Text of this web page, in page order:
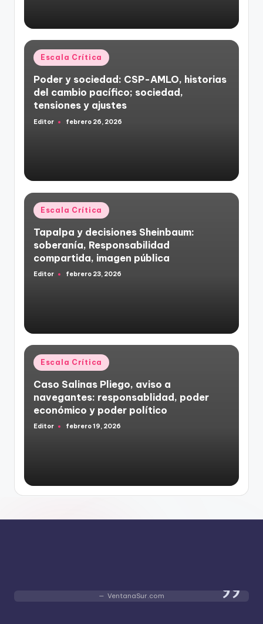
Publicado
en
Escala Crítica
Poder y sociedad: CSP-AMLO, historias
del cambio pacífico; sociedad,
tensiones y ajustes
Publicado
Editor febrero 26, 2026
Publicado
en
Escala Crítica
Tapalpa y decisiones Sheinbaum:
soberanía, Responsabilidad
compartida, imagen pública
Publicado
Editor febrero 23, 2026
Publicado
en
Escala Crítica
Caso Salinas Pliego, aviso a
navegantes: responsablidad, poder
económico y poder político
Publicado
Editor febrero 19, 2026
VentanaSur.com